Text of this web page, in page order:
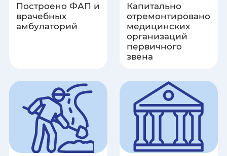
Псковская область
Ростовская область
Самарская область
Санкт-Петербург
Саратовская область
Построено ФАП и
врачебных
амбулаторий
Капитально
отремонтировано
медицинских
организаций
первичного
звена